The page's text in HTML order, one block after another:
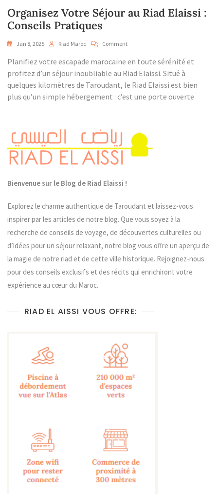
Organisez Votre Séjour au Riad Elaissi :
Conseils Pratiques
Jan 8, 2025 Riad Maroc CommentOn
Votre
Séjour
Riad
Elaissi
Planifiez votre escapade marocaine en toute sérénité et
profitez d’un séjour inoubliable au Riad Elaissi. Situé à
quelques kilomètres de Taroudant, le Riad Elaissi est bien
plus qu’un simple hébergement : c’est une porte ouverte
Bienvenue sur le Blog de Riad Elaissi !
Explorez le charme authentique de Taroudant et laissez-vous
inspirer par les articles de notre blog. Que vous soyez à la
recherche de conseils de voyage, de découvertes culturelles ou
d’idées pour un séjour relaxant, notre blog vous offre un aperçu de
la magie de notre riad et de cette ville historique. Rejoignez-nous
pour des conseils exclusifs et des récits qui enrichiront votre
expérience au cœur du Maroc.
RIAD EL AISSI VOUS OFFRE: